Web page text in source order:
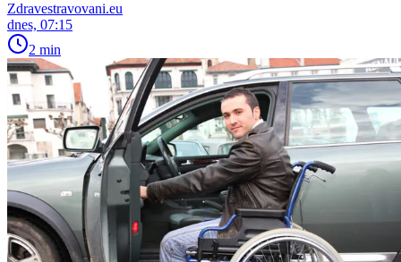
Zdravestravovani.eu
dnes, 07:15
2 min